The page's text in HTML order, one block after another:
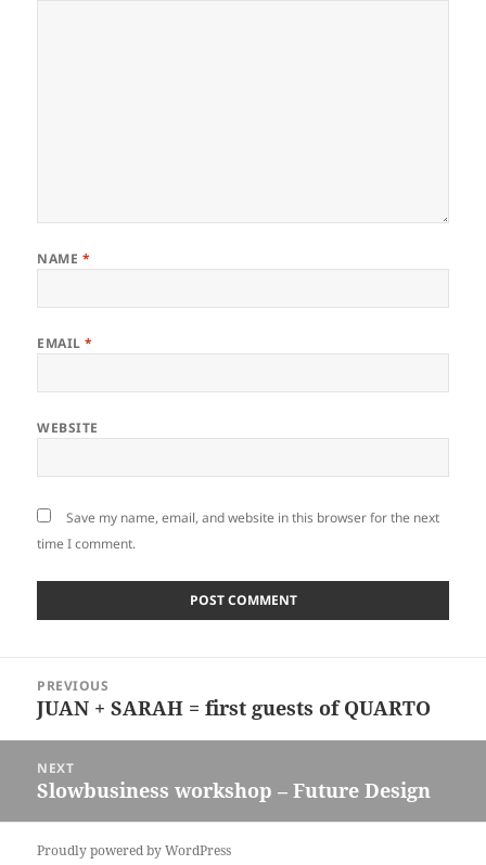
NAME *
EMAIL*
WEBSITE
Save my name, email, and website in this browser for the next
time I comment.
navigation
PREVIOUS
Previous
JUAN + SARAH = first guests of QUARTO
NEXT
Next
Slowbusiness workshop – Future Design
Proudly powered by WordPress